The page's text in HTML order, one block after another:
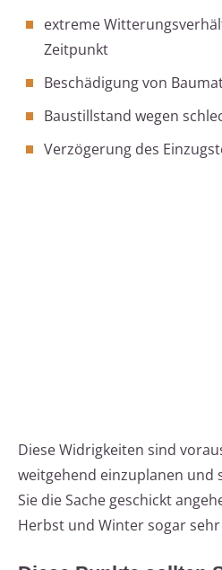
extreme
Zeitpunkt
Beschädigung von
Baustillstand wegen
Verzögerung des
Diese Widrigkeiten sind
weitgehend einzuplanen und
Sie die Sache geschickt
Herbst und Winter sogar